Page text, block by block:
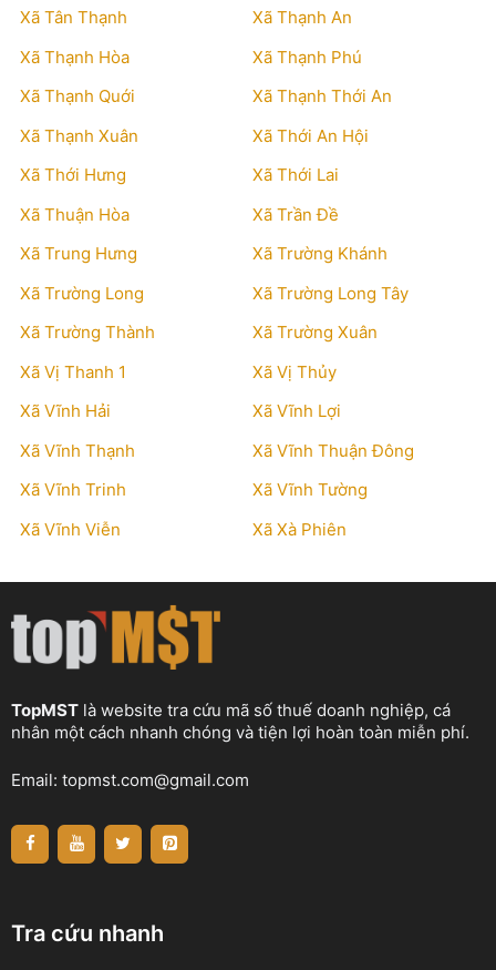
Xã Tân Thạnh
Xã Thạnh An
Xã Thạnh Hòa
Xã Thạnh Phú
Xã Thạnh Quới
Xã Thạnh Thới An
Xã Thạnh Xuân
Xã Thới An Hội
Xã Thới Hưng
Xã Thới Lai
Xã Thuận Hòa
Xã Trần Đề
Xã Trung Hưng
Xã Trường Khánh
Xã Trường Long
Xã Trường Long Tây
Xã Trường Thành
Xã Trường Xuân
Xã Vị Thanh 1
Xã Vị Thủy
Xã Vĩnh Hải
Xã Vĩnh Lợi
Xã Vĩnh Thạnh
Xã Vĩnh Thuận Đông
Xã Vĩnh Trinh
Xã Vĩnh Tường
Xã Vĩnh Viễn
Xã Xà Phiên
TopMST là website tra cứu mã số thuế doanh nghiệp, cá
nhân một cách nhanh chóng và tiện lợi hoàn toàn miễn phí.
Email: topmst.com@gmail.com
Tra cứu nhanh